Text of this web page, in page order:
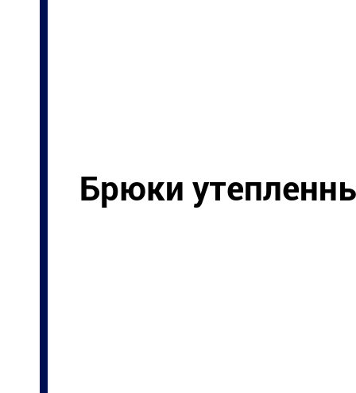
Брюки